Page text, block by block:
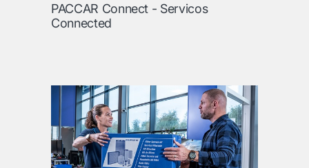
PACCAR Connect - Servicos
Connected